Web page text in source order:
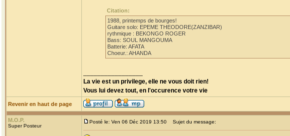
Citation:
1988, printemps de bourges!
Guitare solo: EPEME THEODORE(ZANZIBAR)
rythmique : BEKONGO ROGER
Bass: SOUL MANGOUMA
Batterie: AFATA
Choeur.: AHANDA
La vie est un privilege, elle ne vous doit rien!
Vous lui devez tout, en l'occurence votre vie
Revenir en haut de page
M.O.P.
Super Posteur
Posté le: Ven 06 Déc 2019 13:50 Sujet du message: